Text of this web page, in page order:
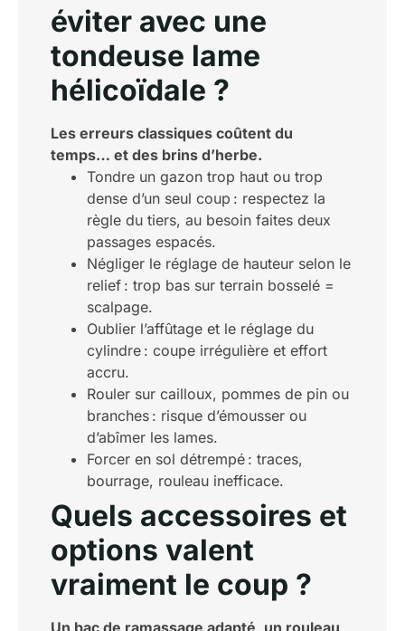
éviter avec une
tondeuse lame
hélicoïdale ?
Les erreurs classiques coûtent du
temps… et des brins d’herbe.
Tondre un gazon trop haut ou trop
dense d’un seul coup : respectez la
règle du tiers, au besoin faites deux
passages espacés.
Négliger le réglage de hauteur selon le
relief : trop bas sur terrain bosselé =
scalpage.
Oublier l’affûtage et le réglage du
cylindre : coupe irrégulière et effort
accru.
Rouler sur cailloux, pommes de pin ou
branches : risque d’émousser ou
d’abîmer les lames.
Forcer en sol détrempé : traces,
bourrage, rouleau inefficace.
Quels accessoires et
options valent
vraiment le coup ?